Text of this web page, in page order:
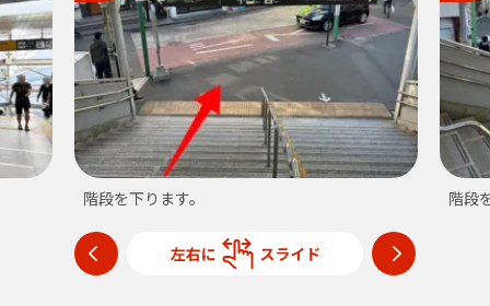
階段を下ります。 階段